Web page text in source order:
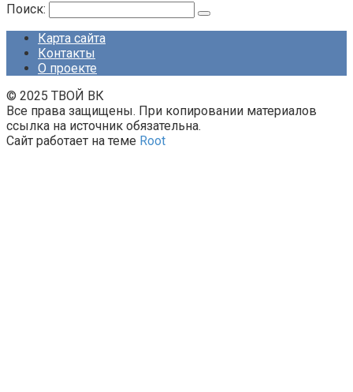
Поиск:
Карта сайта
Контакты
О проекте
© 2025 ТВОЙ ВК
Все права защищены. При копировании материалов
ссылка на источник обязательна.
Сайт работает на теме Root